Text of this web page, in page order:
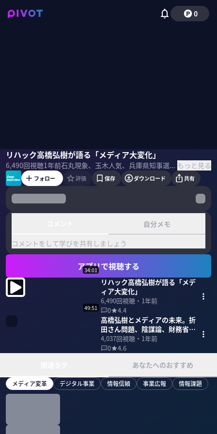
0
リハック高橋弘樹が語る「メディア大変化」
6,490回視聴1年前 石丸現象、玉木人気、兵庫県知事選。その全てに多大なる影響を与えた、経済メディアの「ReHacQ」リハック。創設者でプロデューサーの高橋弘樹氏は、今のメディアで起きている大変化をどう捉えているのか？直撃インタビューした。 もっと見る
高橋弘樹佐々木紀彦
フォロー 評価 保存 ダウンロード 共有
自分メモ
コメントをして学びを共有しましょう
アプリで視聴する
34:01
リハック高橋弘樹が語る「メデ
ィア大変化」
6,490回視聴・ 1年前
0
4.4
49:51
高橋弘樹とメディアの未来。折
田さん問題、陰謀論、財務省批
判、真実と本音
4,037回視聴・ 1年前
0
4.6
あなたへのおすすめ
メディア変革 デジタル事業 情報信頼 事業広報 情報課題